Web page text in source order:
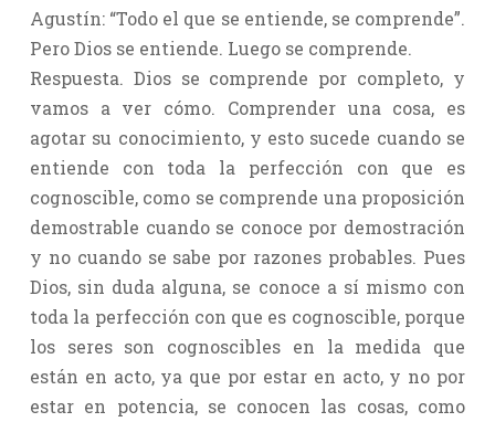
Agustín: “Todo el que se entiende, se comprende”.
Pero Dios se entiende. Luego se comprende.
Respuesta. Dios se comprende por completo, y
vamos a ver cómo. Comprender una cosa, es
agotar su conocimiento, y esto sucede cuando se
entiende con toda la perfección con que es
cognoscible, como se comprende una proposición
demostrable cuando se conoce por demostración
y no cuando se sabe por razones probables. Pues
Dios, sin duda alguna, se conoce a sí mismo con
toda la perfección con que es cognoscible, porque
los seres son cognoscibles en la medida que
están en acto, ya que por estar en acto, y no por
estar en potencia, se conocen las cosas, como